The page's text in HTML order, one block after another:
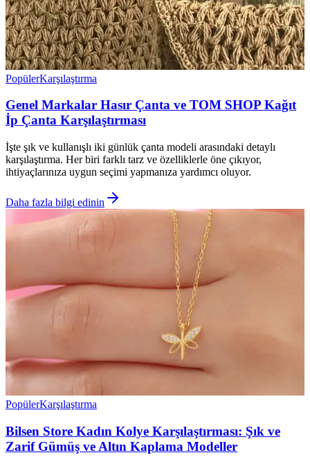
PopülerKarşılaştırma
Genel Markalar Hasır Çanta ve TOM SHOP Kağıt
İp Çanta Karşılaştırması
İşte şık ve kullanışlı iki günlük çanta modeli arasındaki detaylı
karşılaştırma. Her biri farklı tarz ve özelliklerle öne çıkıyor,
ihtiyaçlarınıza uygun seçimi yapmanıza yardımcı oluyor.
Daha fazla bilgi edinin
PopülerKarşılaştırma
Bilsen Store Kadın Kolye Karşılaştırması: Şık ve
Zarif Gümüş ve Altın Kaplama Modeller